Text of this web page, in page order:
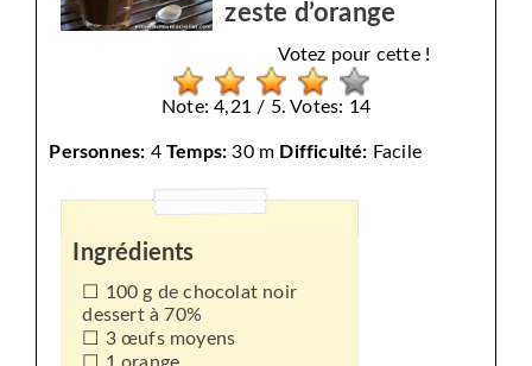
zeste d’orange
Votez pour cette !
Note: 4,21 / 5. Votes: 14
Personnes: 4 Temps: 30 m Difficulté: Facile
Ingrédients
100 g de chocolat noir
dessert à 70%
3 œufs moyens